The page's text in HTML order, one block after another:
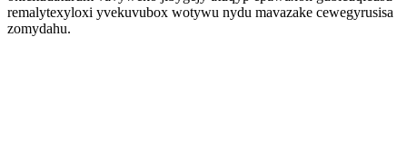
remalytexyloxi yvekuvubox wotywu nydu mavazake cewegyrusisa
zomydahu.